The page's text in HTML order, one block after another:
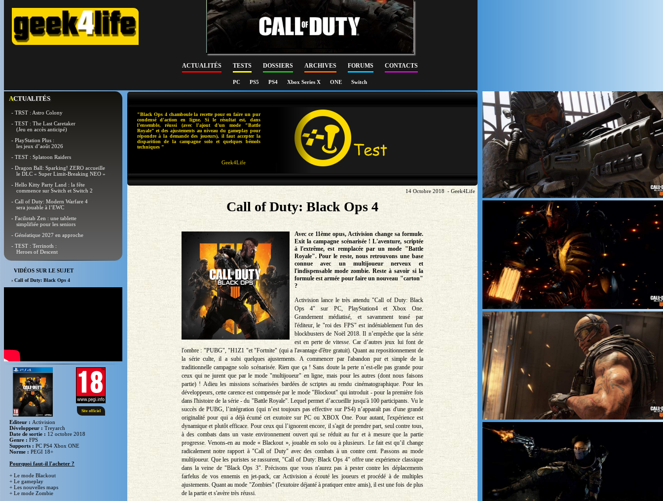
ACTUALITÉS TESTS DOSSIERS ARCHIVES FORUMS CONTACTS
PC PS5 PS4 Xbox Series X ONE Switch
ACTUALITÉS
- TRST : Astro Colony
- TEST : The Last Caretaker
(Jeu en accès anticipé)
- PlayStation Plus :
les jeux d’août 2026
- TEST : Splatoon Raiders
- Dragon Ball: Sparking! ZERO accueille
le DLC « Super Limit-Breaking NEO »
- Hello Kitty Party Land : la fête
commence sur Switch et Switch 2
- Call of Duty: Modern Warfare 4
sera jouable à l’EWC
- Facilotab Zen : une tablette
simplifiée pour les seniors
- Généatique 2027 en approche
- TEST : Terrinoth :
Heroes of Descent
VIDÉOS SUR LE SUJET
› Call of Duty: Black Ops 4
Site officiel
Editeur : Activision
Développeur :Treyarch
Date de sortie : 12 octobre 2018
Genre :FPS
Supports :PC PS4 Xbox ONE
Norme :PEGI 18+
Pourquoi faut-il l'acheter ?
+ Le mode Blackout
+ Le gameplay
+ Les nouvelles maps
+ Le mode Zombie
"Black Ops 4 chamboule la recette pour en faire un pur
condensé d'action en ligne. Si le résultat est, dans
l’ensemble, réussi (avec l'ajout d'un mode "Battle
Royale" et des ajustements au niveau du gameplay pour
répondre à la demande des joueurs), il faut accepter la
disparition de la campagne solo et quelques bémols
techniques "
Geek4Life
14 Octobre 2018 - Geek4Life
Call of Duty: Black Ops 4
Avec ce 11ème opus, Activision change sa formule.
Exit la campagne scénarisée ! L'aventure, scriptée
à l'extrême, est remplacée par un mode "Battle
Royale". Pour le reste, nous retrouvons une base
connue avec un multijoueur nerveux et
l'indispensable mode zombie. Reste à savoir si la
formule est armée pour faire un nouveau "carton"
?
Activision lance le très attendu "Call of Duty: Black
Ops 4" sur PC, PlayStation4 et Xbox One.
Grandement médiatisé, et savamment teasé par
l'éditeur, le "roi des FPS" est indéniablement l'un des
blockbusters de Noël 2018. Il n’empêche que la série
est en perte de vitesse. Car d’autres jeux lui font de
l'ombre : "PUBG", "H1Z1 "et "Fortnite" (qui a l'avantage d'être gratuit). Quant au repositionnement de
la série culte, il a subi quelques ajustements. A commencer par l'abandon pur et simple de la
traditionnelle campagne solo scénarisée. Rien que ça ! Sans doute la perte n’est-elle pas grande pour
ceux qui ne jurent que par le mode "multijoueur" en ligne, mais pour les autres (dont nous faisons
partie) ! Adieu les missions scénarisées bardées de scriptes au rendu cinématographique. Pour les
développeurs, cette carence est compensée par le mode "Blockout" qui introduit - pour la première fois
dans l'histoire de la série - du "Battle Royale". Lequel permet d’accueillir jusqu'à 100 participants. Vu le
succès de PUBG, l’intégration (qui n’est toujours pas effective sur PS4) n’apparaît pas d'une grande
originalité pour qui a déjà écumé cet exutoire sur PC ou XBOX One. Pour autant, l'expérience est
dynamique et plutôt efficace. Pour ceux qui l’ignorent encore, il s'agit de prendre part, seul contre tous,
à des combats dans un vaste environnement ouvert qui se réduit au fur et à mesure que la partie
progresse. Venons-en au mode « Blackout », jouable en solo ou à plusieurs. Le fait est qu’il change
radicalement notre rapport à "Call of Duty" avec des combats à un contre cent. Passons au mode
multijoueur. Que les puristes se rassurent, "Call of Duty: Black Ops 4" offre une expérience classique
dans la veine de "Black Ops 3". Précisons que vous n'aurez pas à pester contre les déplacements
farfelus de vos ennemis en jet-pack, car Activision a écouté les joueurs et procédé à de multiples
ajustements. Quant au mode "Zombies" (l'exutoire déjanté à pratiquer entre amis), il est une fois de plus
de la partie et s'avère très réussi.